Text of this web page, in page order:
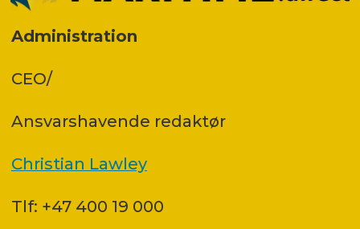
Administration
CEO/
Ansvars­havende redaktør
Christian Lawley
Tlf: +47 400 19 000